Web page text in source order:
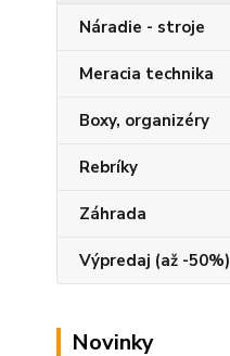
Náradie - stroje
Meracia technika
Boxy, organizéry
Rebríky
Záhrada
Výpredaj (až -50%)
Novinky